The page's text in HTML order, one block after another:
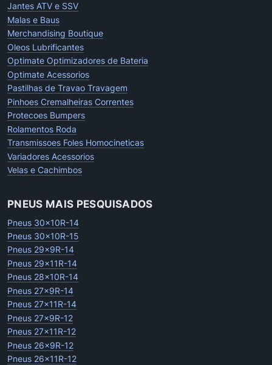
Jantes ATV e SSV
Malas e Baus
Merchandising Boutique
Oleos Lubrificantes
Optimate Optimizadores de Bateria
Optimate Acessorios
Pastilhas de Travao Travagem
Pinhoes Cremalheiras Correntes
Protecoes Bumpers
Rolamentos Roda
Transmissoes Foles Homocineticas
Variadores Acessorios
Velas e Cachimbos
PNEUS MAIS PESQUISADOS
Pneus 30x10R-14
Pneus 30x10R-15
Pneus 29x9R-14
Pneus 29x11R-14
Pneus 28x10R-14
Pneus 27x9R-14
Pneus 27x11R-14
Pneus 27x9R-12
Pneus 27x11R-12
Pneus 26x9R-12
Pneus 26x11R-12